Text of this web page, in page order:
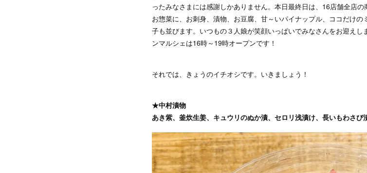
ったみなさまには感謝しかありません。本日最終日は、16店舗全店
お惣菜に、お刺身、漬物、お豆腐、甘～いパイナップル、ココだけ
子も並びます。いつもの３人娘が笑顔いっぱいでみなさんをお迎え
ンマルシェは16時～19時オープンです！
それでは、きょうのイチオシです。いきましょう！
★中村漬物
あき紫、釜炊生姜、キュウリのぬか漬、セロリ浅漬け、長いもわさび